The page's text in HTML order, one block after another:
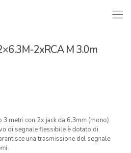
2xRCA M 3.0m
3 metri con 2x jack da 6.3mm (mono)
di segnale flessibile è dotato di
una trasmissione del segnale